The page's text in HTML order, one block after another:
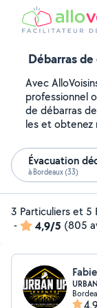
Débarras
Avec
professionnel
de débarras
les et obtenez
Évacuation
à Bordeaux (33)
3 Particuliers et 5
-
4,9/5 (805